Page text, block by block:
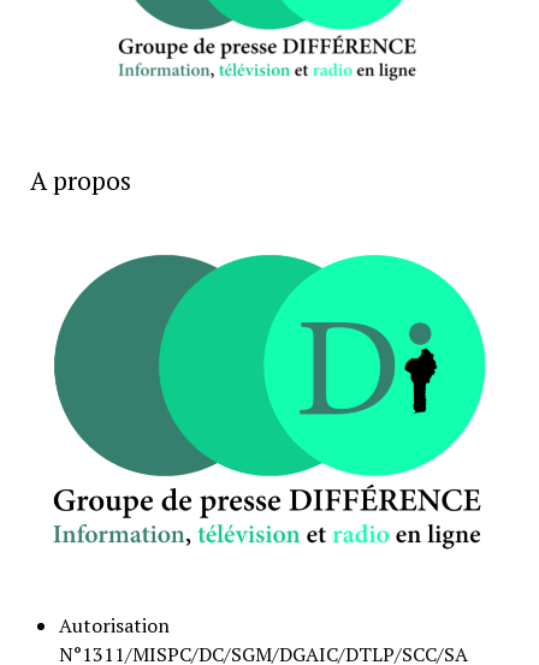
A propos
Autorisation
N°1311/MISPC/DC/SGM/DGAIC/DTLP/SCC/SA